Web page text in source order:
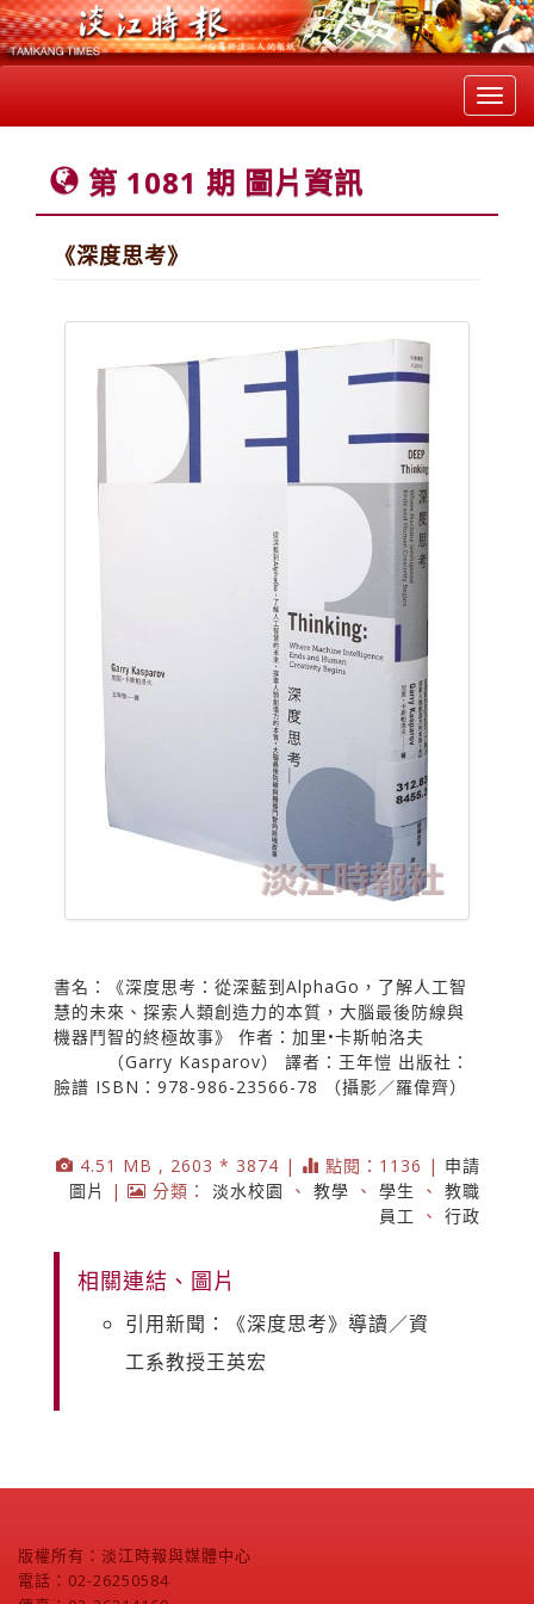
第 1081 期 圖片資訊
《深度思考》
書名：《深度思考：從深藍到AlphaGo，了解人工智
慧的未來、探索人類創造力的本質，大腦最後防線與
機器鬥智的終極故事》 作者：加里•卡斯帕洛夫
（Garry Kasparov） 譯者：王年愷 出版社：
臉譜 ISBN：978-986-23566-78 （攝影／羅偉齊）
4.51 MB , 2603 * 3874 | 點閱：1136 | 申請
圖片
| 分類： 淡水校園 、 教學 、 學生 、 教職
員工
、 行政
相關連結、圖片
引用新聞：《深度思考》導讀／資
工系教授王英宏
版權所有：淡江時報與媒體中心
電話：02-26250584